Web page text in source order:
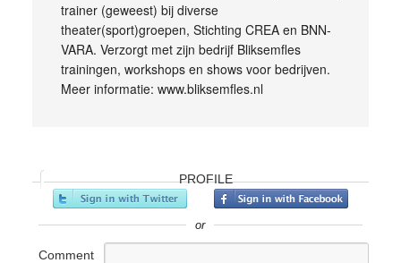
trainer (geweest) bij diverse
theater(sport)groepen, Stichting CREA en BNN-
VARA. Verzorgt met zijn bedrijf Bliksemfles
trainingen, workshops en shows voor bedrijven.
Meer informatie: www.bliksemfles.nl
PROFILE
or
Comment